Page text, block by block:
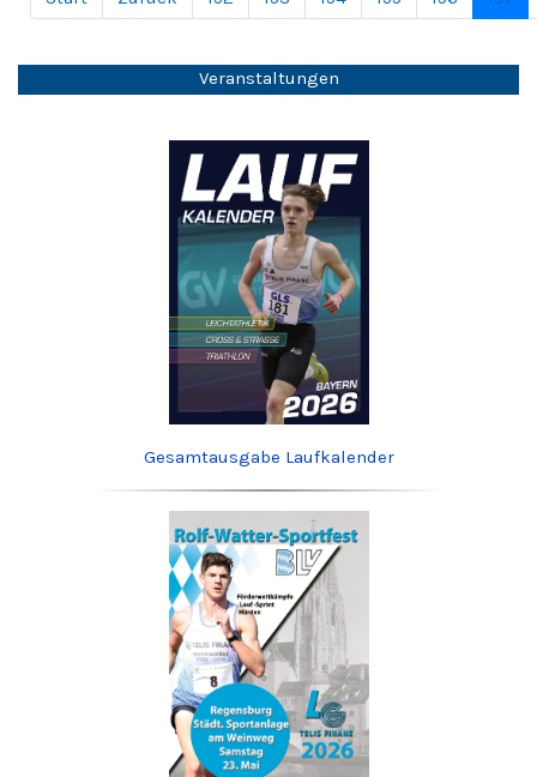
Seite 157 von 251
Veranstaltungen
Gesamtausgabe Laufkalender